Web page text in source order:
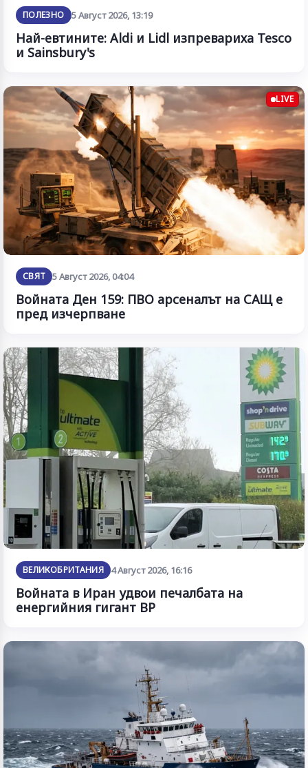
ПОЛЕЗНО 5 Август 2026, 13:19
Най-евтините: Aldi и Lidl изпревариха Tesco
и Sainsbury's
LIVE
СВЯТ 5 Август 2026, 04:04
Войната Ден 159: ПВО арсеналът на САЩ е
пред изчерпване
ВЕЛИКОБРИТАНИЯ 4 Август 2026, 16:16
Войната в Иран удвои печалбата на
енергийния гигант BP